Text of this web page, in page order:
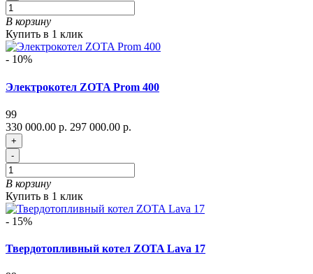
В корзину
Купить в 1 клик
- 10%
Электрокотел ZOTA Prom 400
99
330 000.00 р. 297 000.00 р.
+
-
В корзину
Купить в 1 клик
- 15%
Твердотопливный котел ZOTA Lava 17